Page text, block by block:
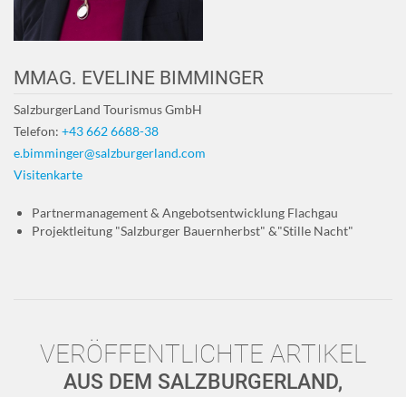
MMAG. EVELINE BIMMINGER
SalzburgerLand Tourismus GmbH
Telefon: +43 662 6688-38
e.bimminger@salzburgerland.com
Visitenkarte
Partnermanagement & Angebotsentwicklung Flachgau
Projektleitung "Salzburger Bauernherbst" &"Stille Nacht"
VERÖFFENTLICHTE ARTIKEL
AUS DEM SALZBURGERLAND,